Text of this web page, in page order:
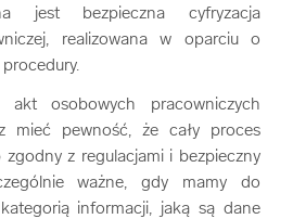
jest bezpieczna cyfryzacja
realizowana w oparciu o
akt osobowych pracowniczych
mieć pewność, że cały proces
z regulacjami i bezpieczny
ważne, gdy mamy do
informacji, jaką są dane